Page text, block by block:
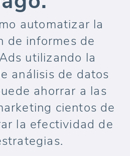
automatizar la
de informes de
utilizando la
análisis de datos
ahorrar a las
cientos de
la efectividad de